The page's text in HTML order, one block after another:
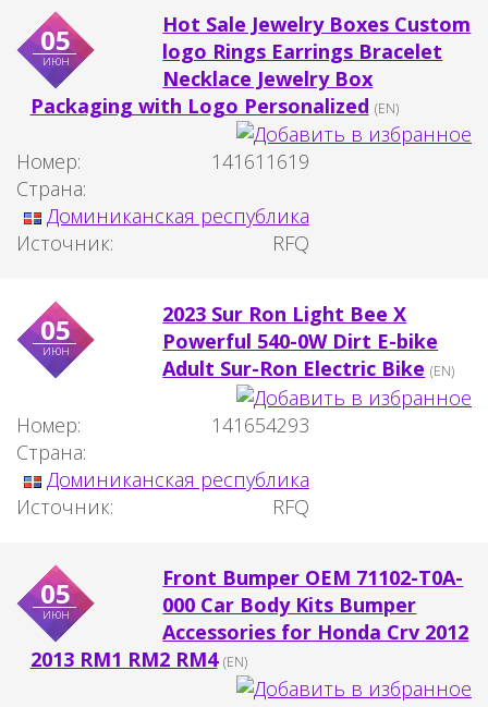
05
июн
Hot Sale Jewelry Boxes Custom
logo Rings Earrings Bracelet
Necklace Jewelry Box
Packaging with Logo Personalized (EN)
Номер:
141611619
Страна:
Доминиканская республика
Источник:
RFQ
05
июн
2023 Sur Ron Light Bee X
Powerful 540-0W Dirt E-bike
Adult Sur-Ron Electric Bike (EN)
Номер:
141654293
Страна:
Доминиканская республика
Источник:
RFQ
05
июн
Front Bumper OEM 71102-T0A-
000 Car Body Kits Bumper
Accessories for Honda Crv 2012
2013 RM1 RM2 RM4 (EN)